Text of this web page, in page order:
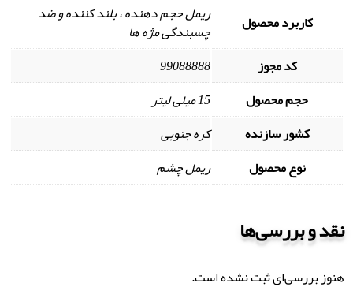
کاربرد محصول
ریمل حجم دهنده ، بلند کننده و ضد
چسبندگی مژه ها
کد مجوز
99088888
حجم محصول
15 میلی لیتر
کشور سازنده
کره جنوبی
نوع محصول
ریمل چشم
نقد و بررسی‌ها
هنوز بررسی‌ای ثبت نشده است.